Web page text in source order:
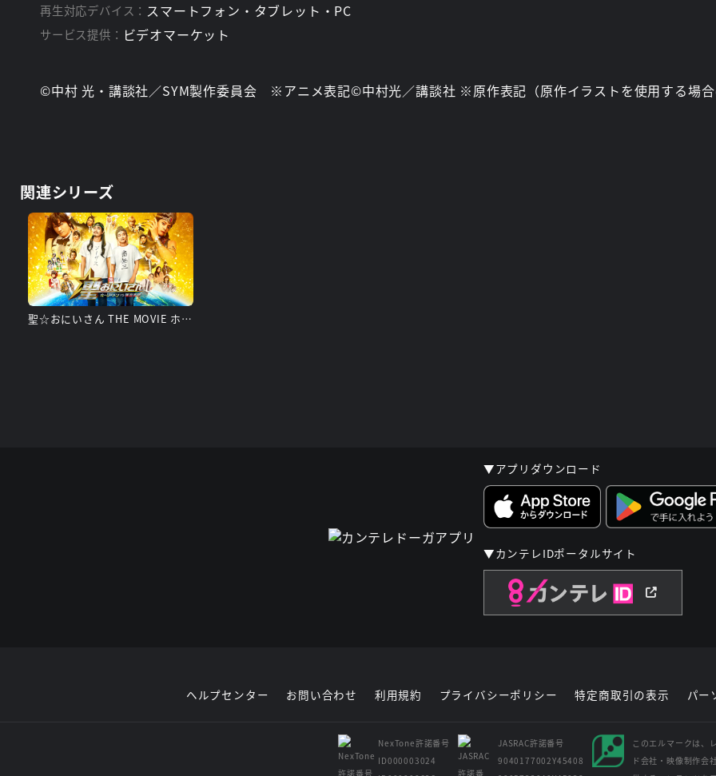
再生対応デバイス： スマートフォン・タブレット・PC
サービス提供： ビデオマーケット
©中村 光・講談社／SYM製作委員会 ※アニメ表記©中村光／講談社 ※原作表記（原作イラストを使用する場
関連シリーズ
聖☆おにいさん THE MOVIE ホーリーメンVS悪魔軍団
▼アプリダウンロード
▼カンテレIDポータルサイト
ヘルプセンター お問い合わせ 利用規約 プライバシーポリシー 特定商取引の表示 パー
NexTone許諾番号
ID000003024
JASRAC許諾番号
9040177002Y45408
このエルマークは、
ド会社・映像制作会